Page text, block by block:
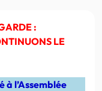
:
LE
à l’Assemblée